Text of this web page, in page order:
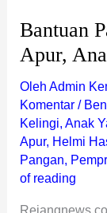
Bantuan
Apur,
Oleh Admin
Komentar /
Kelingi, Anak
Apur, Helmi
Pangan,
of reading